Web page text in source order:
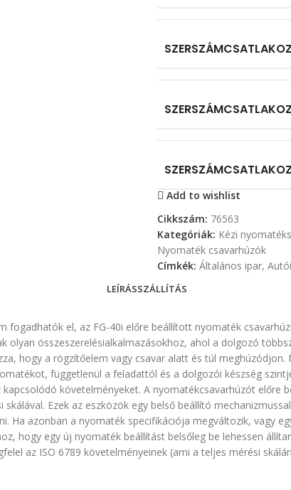
Add to wishlist
Cikkszám: 76563
Kategóriák: Kézi
Nyomaték csavarhúzók
Címkék: Általános ipar,
LEÍRÁSSZÁLLÍTÁS
fogadhatók el, az FG-40i előre beállított nyomaték
olyan összeszerelésialkalmazásokhoz, ahol a dolgozó
hogy a rögzítőelem vagy csavar alatt és túl
függetlenül a feladattól és a dolgozói készség
követelményeket. A nyomatékcsavarhúzót előre
Ezek az eszközök egy belső beállító
Ha azonban a nyomaték specifikációja megváltozik, vagy
hogy egy új nyomaték beállítást belsőleg be lehessen
az ISO 6789 követelményeinek (ami a teljes mérési